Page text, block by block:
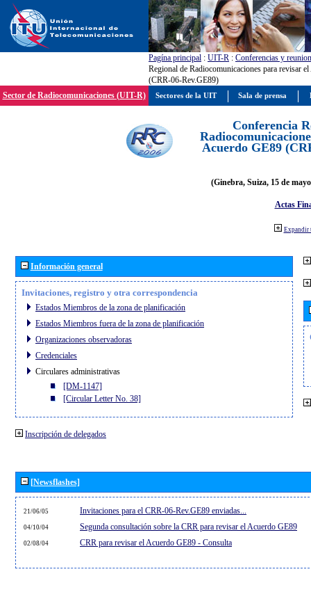
Pagína principal : UIT-R : Conferencias y
Regional de Radiocomunicaciones para revisar
(CRR-06-Rev.GE89)
Sector de Radiocomunicaciones (UIT-R)
Conferencia
Acuerdo GE89
(Ginebra, Suiza, 15 de
Actas
Expandir
Información general
Invitaciones, registro y otra correspondencia
Estados Miembros de la zona de planificación
Estados Miembros fuera de la zona de planificación
Organizaciones observadoras
Credenciales
Circulares administrativas
[DM-1147]
[Circular Letter No. 38]
Inscripción de delegados
[Newsflashes]
21/06/05 Invitaciones para el CRR-06-Rev.GE89 enviadas...
04/10/04 Segunda consultación sobre la CRR para revisar el Acuerdo GE89
02/08/04 CRR para revisar el Acuerdo GE89 - Consulta
Sectores de la UIT Sala de prensa